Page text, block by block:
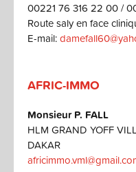
00221 76 316 22 00 /
Route saly en face
E-mail:
AFRIC-IMMO
Monsieur P. FALL
HLM GRAND YOFF
DAKAR